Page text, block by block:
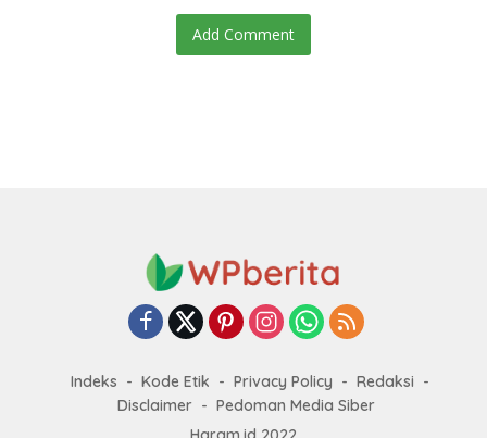
Add Comment
Indeks Kode Etik Privacy Policy
Redaksi
Disclaimer
Pedoman Media Siber